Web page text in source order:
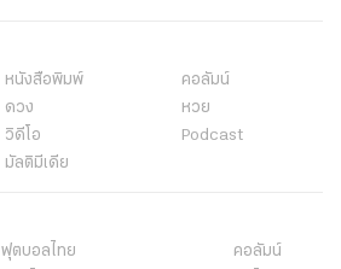
หนังสือพิมพ์
คอลัมน์
ดวง
หวย
วิดีโอ
Podcast
มัลติมีเดีย
ฟุตบอลไทย
คอลัมน์